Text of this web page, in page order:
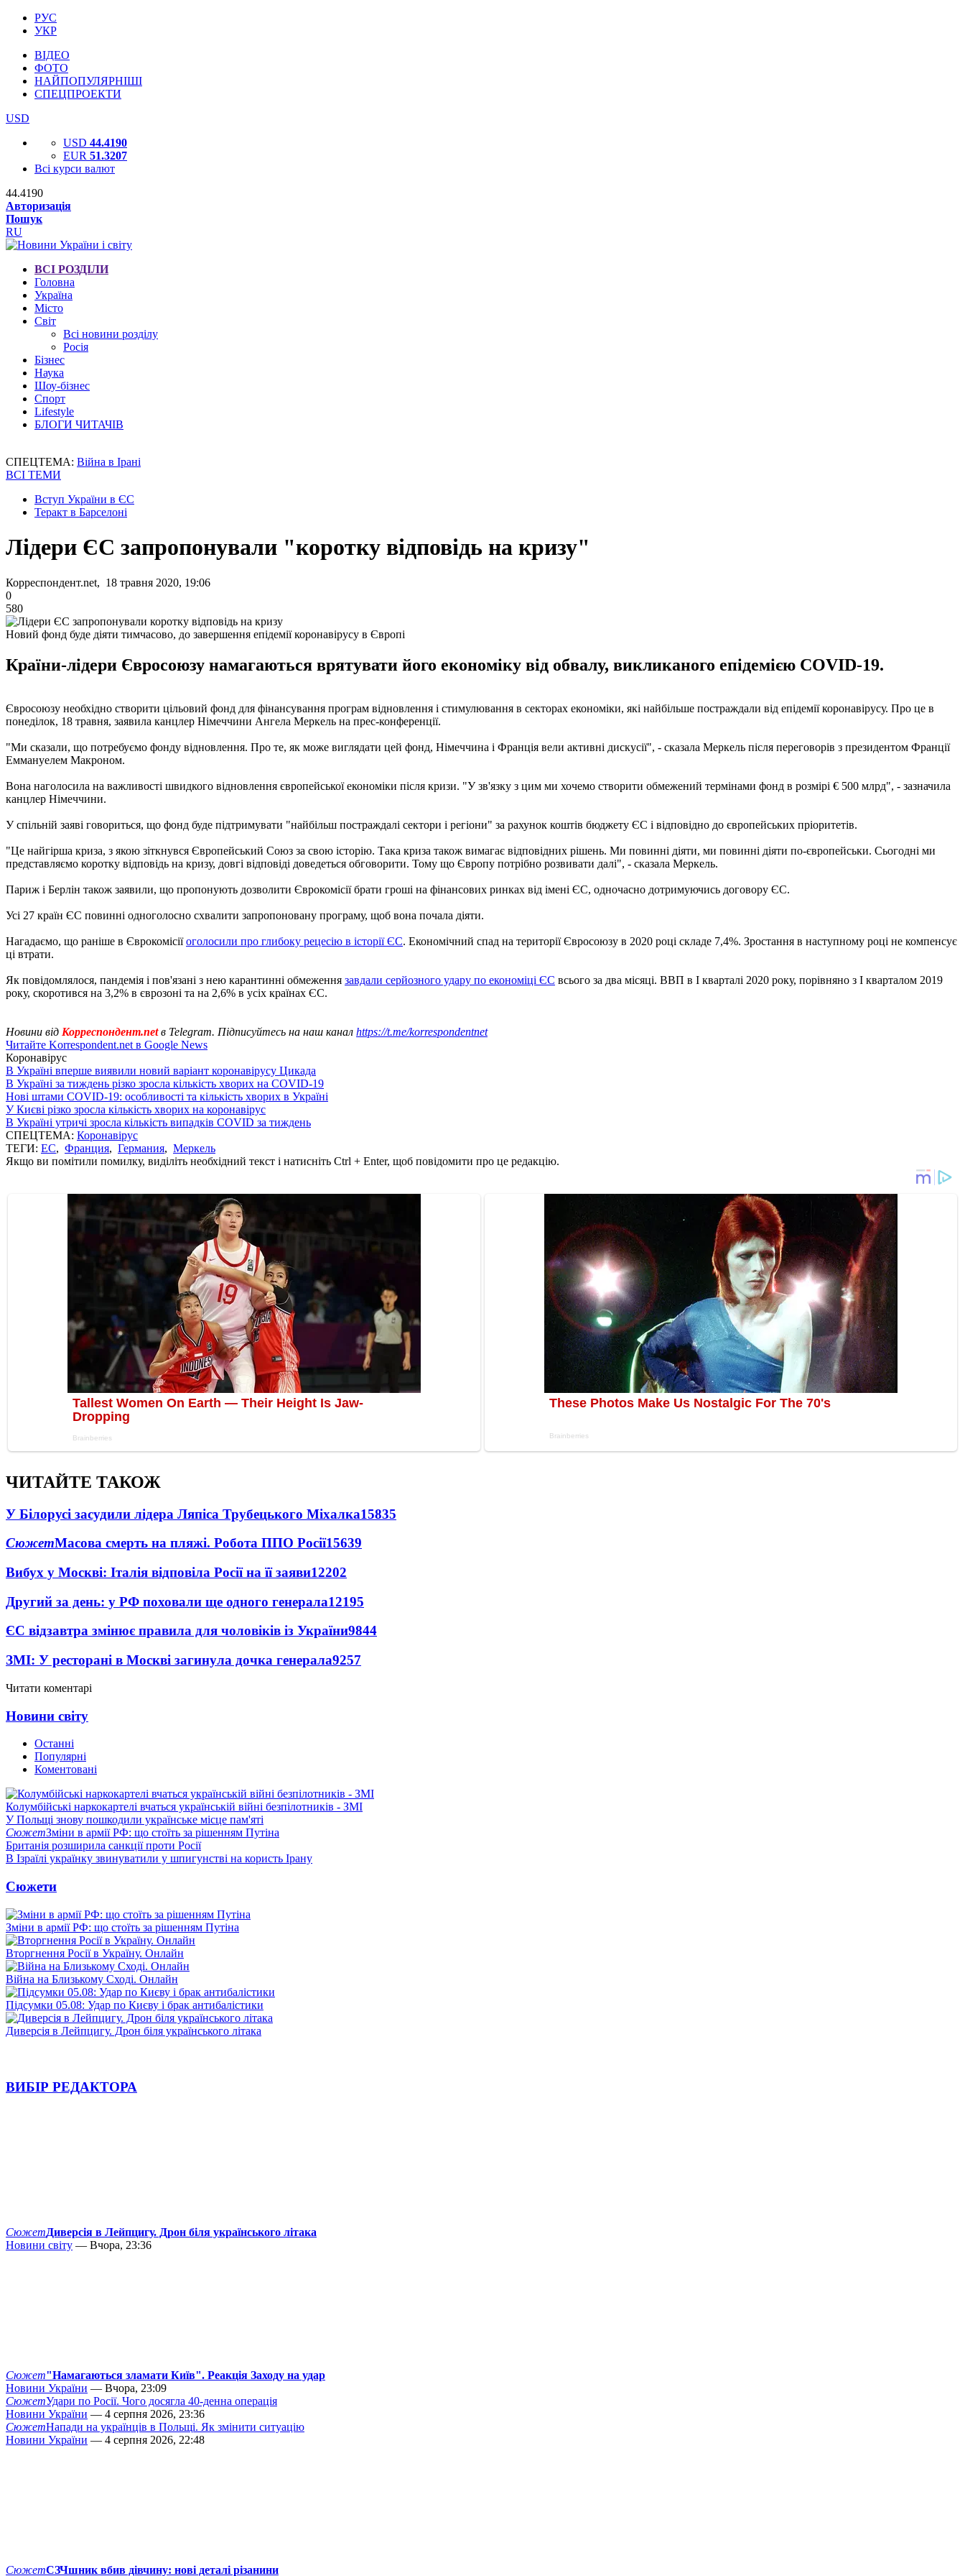
РУС
УКР
ВІДЕО
ФОТО
НАЙПОПУЛЯРНІШІ
СПЕЦПРОЕКТИ
USD
USD 44.4190
EUR 51.3207
Всі курси валют
44.4190
Авторизація
Пошук
RU
ВСІ РОЗДІЛИ
Головна
Україна
Місто
Світ
Всі новини розділу
Росія
Бізнес
Наука
Шоу-бізнес
Спорт
Lifestyle
БЛОГИ ЧИТАЧІВ
СПЕЦТЕМА: Війна в Ірані
ВСІ ТЕМИ
Вступ України в ЄС
Теракт в Барселоні
Лідери ЄС запропонували "коротку відповідь на кризу"
Корреспондент.net, 18 травня 2020, 19:06
0
580
Новий фонд буде діяти тимчасово, до завершення епідемії коронавірусу в Європі
Країни-лідери Євросоюзу намагаються врятувати його економіку від обвалу, викликаного епідемією COVID-19.
Євросоюзу необхідно створити цільовий фонд для фінансування програм відновлення і стимулювання в секторах економіки, які найбільше постраждали від епідемії коронавірусу. Про це в
понеділок, 18 травня, заявила канцлер Німеччини Ангела Меркель на прес-конференції.
"Ми сказали, що потребуємо фонду відновлення. Про те, як може виглядати цей фонд, Німеччина і Франція вели активні дискусії", - сказала Меркель після переговорів з президентом Франції
Еммануелем Макроном.
Вона наголосила на важливості швидкого відновлення європейської економіки після кризи. "У зв'язку з цим ми хочемо створити обмежений термінами фонд в розмірі € 500 млрд", - зазначила
канцлер Німеччини.
У спільній заяві говориться, що фонд буде підтримувати "найбільш постраждалі сектори і регіони" за рахунок коштів бюджету ЄС і відповідно до європейських пріоритетів.
"Це найгірша криза, з якою зіткнувся Європейський Союз за свою історію. Така криза також вимагає відповідних рішень. Ми повинні діяти, ми повинні діяти по-європейськи. Сьогодні ми
представляємо коротку відповідь на кризу, довгі відповіді доведеться обговорити. Тому що Європу потрібно розвивати далі", - сказала Меркель.
Париж і Берлін також заявили, що пропонують дозволити Єврокомісії брати гроші на фінансових ринках від імені ЄС, одночасно дотримуючись договору ЄС.
Усі 27 країн ЄС повинні одноголосно схвалити запропоновану програму, щоб вона почала діяти.
Нагадаємо, що раніше в Єврокомісіїоголосили про глибоку рецесію в історії ЄС. Економічний спад на території Євросоюзу в 2020 році складе 7,4%. Зростання в наступному році не компенсує
ці втрати.
Як повідомлялося, пандемія і пов'язані з нею карантинні обмеження завдали серйозного удару по економіці ЄС всього за два місяці. ВВП в I кварталі 2020 року, порівняно з I кварталом 2019
року, скоротився на 3,2% в єврозоні та на 2,6% в усіх країнах ЄС.
Новини від Корреспондент.netв Telegram. Підписуйтесь на наш канал https://t.me/korrespondentnet
Читайте Korrespondent.net в Google News
Коронавірус
В Україні вперше виявили новий варіант коронавірусу Цикада
В Україні за тиждень різко зросла кількість хворих на COVID-19
Нові штами COVID-19: особливості та кількість хворих в Україні
У Києві різко зросла кількість хворих на коронавірус
В Україні утричі зросла кількість випадків COVID за тиждень
СПЕЦТЕМА: Коронавірус
ТЕГИ: ЕС, Франция, Германия, Меркель
Якщо ви помітили помилку, виділіть необхідний текст і натисніть Ctrl + Enter, щоб повідомити про це редакцію.
ЧИТАЙТЕ ТАКОЖ
У Білорусі засудили лідера Ляпіса Трубецького Міхалка15835
СюжетМасова смерть на пляжі. Робота ППО Росії15639
Вибух у Москві: Італія відповіла Росії на її заяви12202
Другий за день: у РФ поховали ще одного генерала12195
ЄС відзавтра змінює правила для чоловіків із України9844
ЗМІ: У ресторані в Москві загинула дочка генерала9257
Читати коментарі
Новини світу
Останні
Популярні
Коментовані
Колумбійські наркокартелі вчаться українській війні безпілотників - ЗМІ
У Польщі знову пошкодили українське місце пам'яті
СюжетЗміни в армії РФ: що стоїть за рішенням Путіна
Британія розширила санкції проти Росії
В Ізраїлі українку звинуватили у шпигунстві на користь Ірану
Сюжети
Зміни в армії РФ: що стоїть за рішенням Путіна
Вторгнення Росії в Україну. Онлайн
Війна на Близькому Сході. Онлайн
Підсумки 05.08: Удар по Києву і брак антибалістики
Диверсія в Лейпцигу. Дрон біля українського літака
ВИБІР РЕДАКТОРА
СюжетДиверсія в Лейпцигу. Дрон біля українського літака
Новини світу — Вчора, 23:36
Сюжет"Намагаються зламати Київ". Реакція Заходу на удар
Новини України — Вчора, 23:09
СюжетУдари по Росії. Чого досягла 40-денна операція
Новини України — 4 серпня 2026, 23:36
СюжетНапади на українців в Польщі. Як змінити ситуацію
Новини України — 4 серпня 2026, 22:48
СюжетСЗЧшник вбив дівчину: нові деталі різанини